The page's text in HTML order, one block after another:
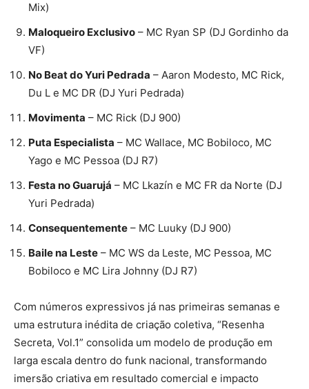
Mix)
Maloqueiro Exclusivo – MC Ryan SP (DJ Gordinho da
VF)
No Beat do Yuri Pedrada – Aaron Modesto, MC Rick,
Du L e MC DR (DJ Yuri Pedrada)
Movimenta – MC Rick (DJ 900)
Puta Especialista – MC Wallace, MC Bobiloco, MC
Yago e MC Pessoa (DJ R7)
Festa no Guarujá – MC Lkazín e MC FR da Norte (DJ
Yuri Pedrada)
Consequentemente – MC Luuky (DJ 900)
Baile na Leste – MC WS da Leste, MC Pessoa, MC
Bobiloco e MC Lira Johnny (DJ R7)
Com números expressivos já nas primeiras semanas e
uma estrutura inédita de criação coletiva, “Resenha
Secreta, Vol.1” consolida um modelo de produção em
larga escala dentro do funk nacional, transformando
imersão criativa em resultado comercial e impacto